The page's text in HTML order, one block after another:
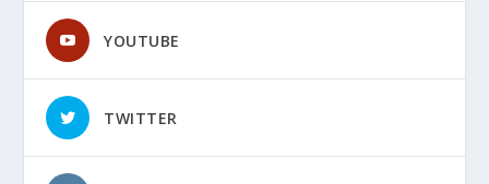
YOUTUBE
TWITTER